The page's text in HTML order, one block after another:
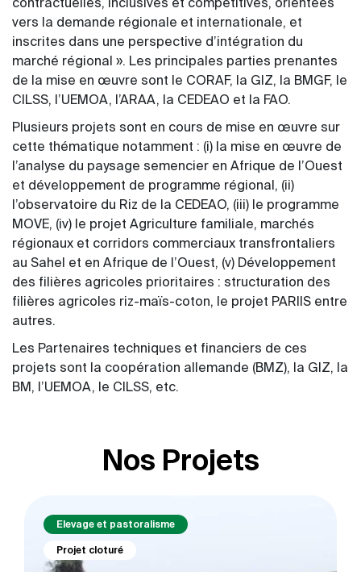
vers la demande régionale et internationale, et
inscrites dans une perspective d’intégration du
marché régional ». Les principales parties prenantes
de la mise en œuvre sont le CORAF, la GIZ, la BMGF, le
CILSS, l’UEMOA, l’ARAA, la CEDEAO et la FAO.
Plusieurs projets sont en cours de mise en œuvre sur
cette thématique notamment : (i) la mise en œuvre de
l’analyse du paysage semencier en Afrique de l’Ouest
et développement de programme régional, (ii)
l’observatoire du Riz de la CEDEAO, (iii) le programme
MOVE, (iv) le projet Agriculture familiale, marchés
régionaux et corridors commerciaux transfrontaliers
au Sahel et en Afrique de l’Ouest, (v) Développement
des filières agricoles prioritaires : structuration des
filières agricoles riz-maïs-coton, le projet PARIIS entre
autres.
Les Partenaires techniques et financiers de ces
projets sont la coopération allemande (BMZ), la GIZ, la
BM, l’UEMOA, le CILSS, etc.
Nos Projets
Elevage et pastoralisme
Projet cloturé